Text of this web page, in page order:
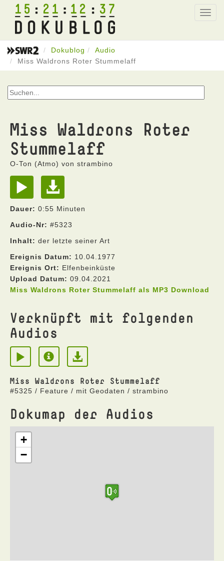
15 21 12 37
Dokublog
Audio
Miss Waldrons Roter Stummelaff
Miss Waldrons Roter
Stummelaff
O-Ton (Atmo) von strambino
Dauer: 0:55 Minuten
Audio-Nr: #5323
Inhalt: der letzte seiner Art
Ereignis Datum: 10.04.1977
Ereignis Ort: Elfenbeinküste
Upload Datum: 09.04.2021
Miss Waldrons Roter Stummelaff als MP3 Download
Verknüpft mit folgenden
Audios
Miss Waldrons Roter Stummelaff
#5325 / Feature / mit Geodaten / strambino
Dokumap der Audios